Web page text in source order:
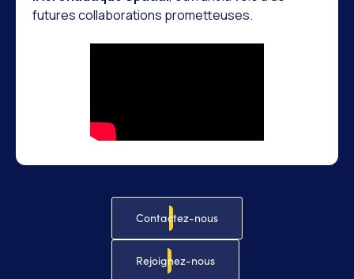
futures collaborations prometteuses.
Contactez-nous
Rejoignez-nous